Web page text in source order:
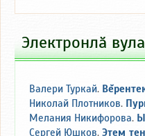
Электронлӑ
Валери Туркай.
Николай Плотников.
Мелания Никифорова.
Сергей Юшков. Этем